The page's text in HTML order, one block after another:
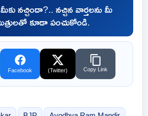
నచ్చిందా?.. నచ్చిన వార్తలను మీ
కూడా పంచుకోండి.
Facebook (Twitter) Copy Link